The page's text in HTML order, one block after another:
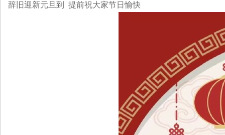
辞旧迎新元旦到 提前祝大家节日愉快